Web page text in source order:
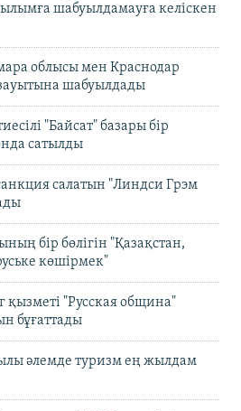
шабуылдамауға келіскен
облысы мен Краснодар
шабуылдады
"Байсат" базары бір
сатылды
салатын "Линдси Грэм
бір бөлігін "Қазақстан,
көшірмек"
қызметі "Русская община"
бұғаттады
әлемде туризм ең жылдам